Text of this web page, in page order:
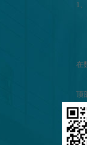
1
在
顶
合